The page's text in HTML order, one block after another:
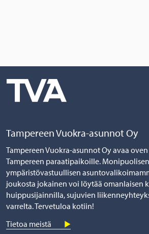
Tampereen Vuokra-asunnot Oy
Tampereen Vuokra-asunnot Oy avaa oven
Tampereen paraatipaikoille.
ympäristövastuullisen
joukosta jokainen voi löytää omanlaisen
huippusijainnilla, sujuvien
varrelta. Tervetuloa kotiin!
Tietoa meistä